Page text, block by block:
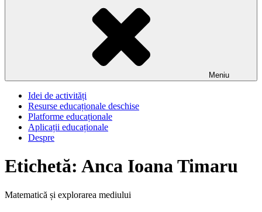
Meniu
Idei de activități
Resurse educaționale deschise
Platforme educaționale
Aplicații educaționale
Despre
Etichetă: Anca Ioana Timaru
Matematică și explorarea mediului